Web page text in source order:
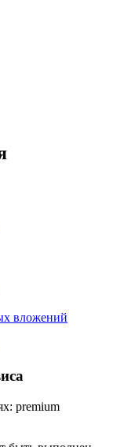
вложений
premium